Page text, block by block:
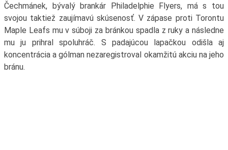
Čechmánek, bývalý brankár Philadelphie Flyers, má s tou
svojou taktiež zaujímavú skúsenosť. V zápase proti Torontu
Maple Leafs mu v súboji za bránkou spadla z ruky a následne
mu ju prihral spoluhráč. S padajúcou lapačkou odišla aj
koncentrácia a gólman nezaregistroval okamžitú akciu na jeho
bránu.